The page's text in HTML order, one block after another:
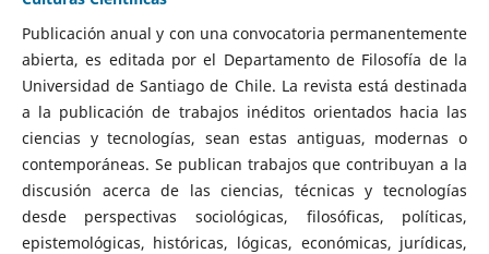
Publicación anual y con una convocatoria permanentemente
abierta, es editada por el Departamento de Filosofía de la
Universidad de Santiago de Chile. La revista está destinada
a la publicación de trabajos inéditos orientados hacia las
ciencias y tecnologías, sean estas antiguas, modernas o
contemporáneas. Se publican trabajos que contribuyan a la
discusión acerca de las ciencias, técnicas y tecnologías
desde perspectivas sociológicas, filosóficas, políticas,
epistemológicas, históricas, lógicas, económicas, jurídicas,